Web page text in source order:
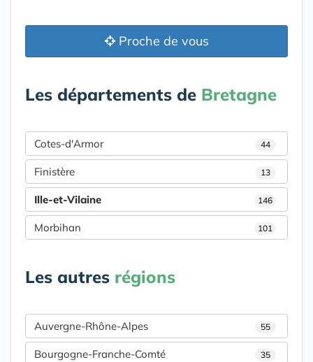
Proche de vous
Les départements de Bretagne
Cotes-d'Armor 44
Finistère 13
Ille-et-Vilaine 146
Morbihan 101
Les autres régions
Auvergne-Rhône-Alpes 55
Bourgogne-Franche-Comté 35